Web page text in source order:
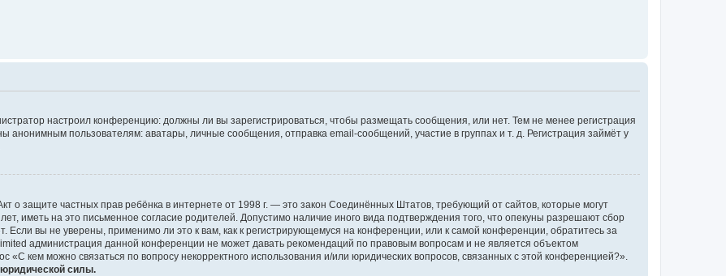
настроил конференцию: должны ли вы зарегистрироваться, чтобы размещать сообщения, или нет. Тем не менее регистрация
анонимным пользователям: аватары, личные сообщения, отправка email-сообщений, участие в группах и т. д. Регистрация займёт у
о защите частных прав ребёнка в интернете от 1998 г. — это закон Соединённых Штатов, требующий от сайтов, которые могут
иметь на это письменное согласие родителей. Допустимо наличие иного вида подтверждения того, что опекуны разрешают сбор
вы не уверены, применимо ли это к вам, как к регистрирующемуся на конференции, или к самой конференции, обратитесь за
администрация данной конференции не может давать рекомендаций по правовым вопросам и не является объектом
«С кем можно связаться по вопросу некорректного использования и/или юридических вопросов, связанных с этой конференцией?».
силы.